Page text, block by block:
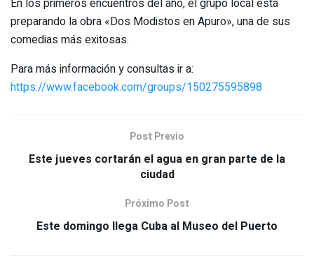
En los primeros encuentros del año, el grupo local está
preparando la obra «Dos Modistos en Apuro», una de sus
comedias más exitosas.
Para más información y consultas ir a:
https://www.facebook.com/groups/150275595898
Post Previo
Este jueves cortarán el agua en gran parte de la
ciudad
Próximo Post
Este domingo llega Cuba al Museo del Puerto